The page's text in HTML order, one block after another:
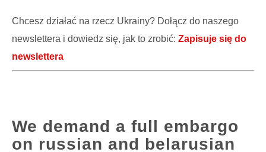
Chcesz działać na rzecz Ukrainy? Dołącz do naszego
newslettera i dowiedz się, jak to zrobić: Zapisuje się do
newslettera
We demand a full embargo
on russian and belarusian